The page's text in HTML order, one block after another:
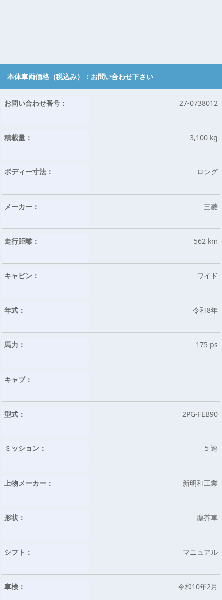
本体車両価格（税込み）： お問い合わせ下さい
お問い合わせ番号： 27-0738012
積載量： 3,100 kg
ボディー寸法： ロング
メーカー： 三菱
走行距離： 562 km
キャビン： ワイド
年式： 令和8年
馬力： 175 ps
キャブ：
型式： 2PG-FEB90
ミッション： 5 速
上物メーカー： 新明和工業
形状： 塵芥車
シフト： マニュアル
車検： 令和10年2月